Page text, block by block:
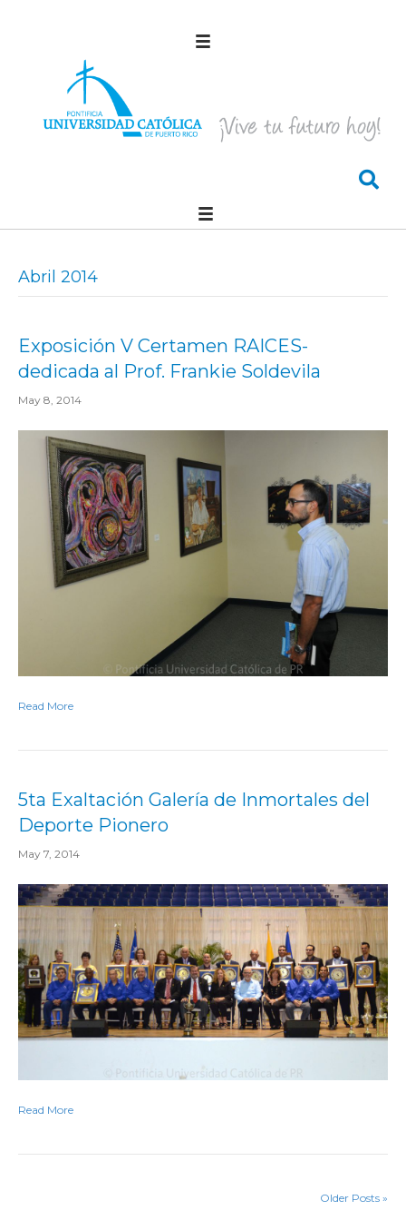
Abril 2014
Exposición V Certamen RAICES-
dedicada al Prof. Frankie Soldevila
May 8, 2014
Read More
5ta Exaltación Galería de Inmortales del
Deporte Pionero
May 7, 2014
Read More
Older Posts »